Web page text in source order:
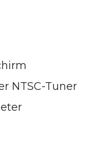
NTSC-Tuner